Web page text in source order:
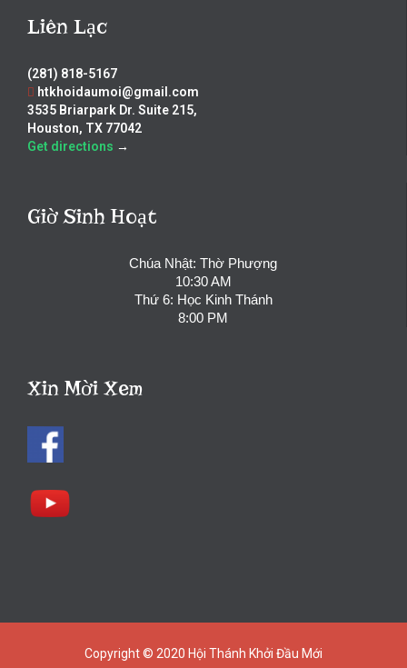
Liên Lạc
(281) 818-5167
htkhoidaumoi@gmail.com
3535 Briarpark Dr. Suite 215,
Houston, TX 77042
Get directions →
Giờ Sinh Hoạt
Chúa Nhật: Thờ Phượng
10:30 AM
Thứ 6: Học Kinh Thánh
8:00 PM
Xin Mời Xem
Copyright © 2020 Hội Thánh Khởi Đầu Mới